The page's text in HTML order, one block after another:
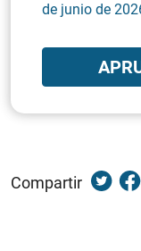
de junio de
Compartir